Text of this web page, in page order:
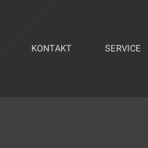
KONTAKT SERVICE